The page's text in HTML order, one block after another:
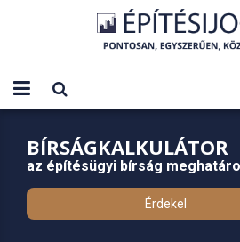
BÍRSÁGKALKULÁTOR
az építésügyi bírság
Érdekel